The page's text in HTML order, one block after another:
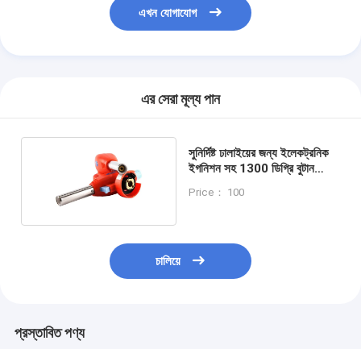
এখন যোগাযোগ
এর সেরা মূল্য পান
সুনির্দিষ্ট ঢালাইয়ের জন্য ইলেকট্রনিক
ইগনিশন সহ 1300 ডিগ্রি বুটান
Price： 100
চালিয়ে
প্রস্তাবিত পণ্য